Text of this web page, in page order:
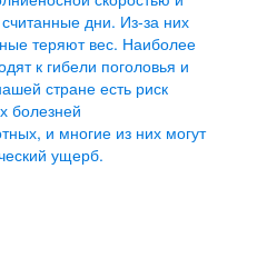
дни. Из-за них
теряют вес. Наиболее
к гибели поголовья и
стране есть риск
болезней
и многие из них могут
ущерб.